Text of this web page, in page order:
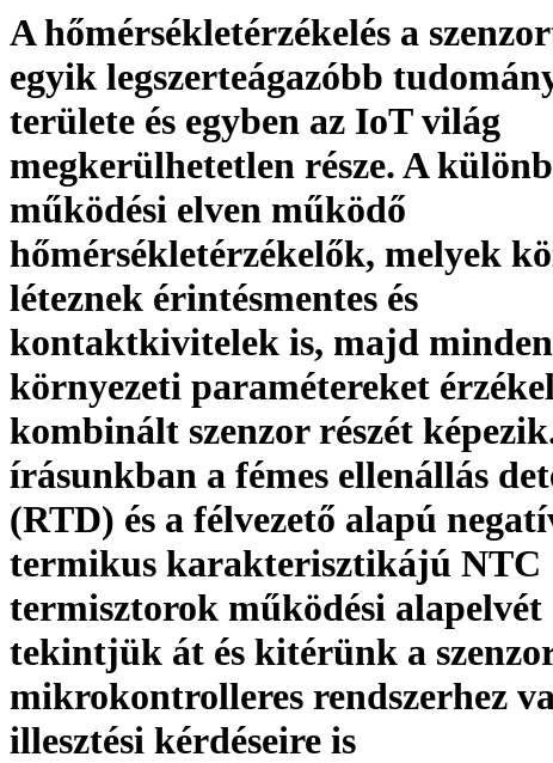
A hőmérsékletérzékelés a
egyik legszerteágazóbb
területe és egyben az IoT világ
megkerülhetetlen része. A
működési elven működő
hőmérsékletérzékelők, melyek
léteznek érintésmentes és
kontaktkivitelek is, majd minden
környezeti paramétereket
kombinált szenzor részét
írásunkban a fémes ellenállás
(RTD) és a félvezető alapú
termikus karakterisztikájú NTC
termisztorok működési alapelvét
tekintjük át és kitérünk a
mikrokontrolleres rendszerhez
illesztési kérdéseire is